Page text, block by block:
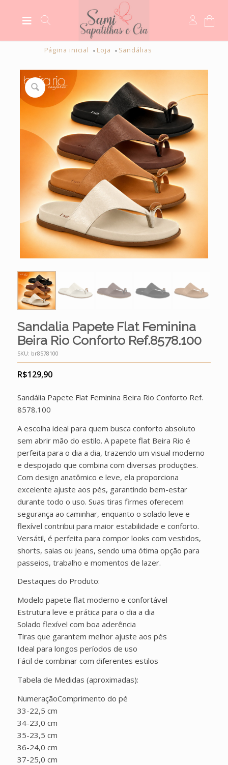
Página inicial Loja Sandálias
Sandalia Papete Flat Feminina
Beira Rio Conforto Ref.8578.100
SKU: br8578100
R$129,90
Sandália Papete Flat Feminina Beira Rio Conforto Ref.
8578.100
A escolha ideal para quem busca conforto absoluto
sem abrir mão do estilo. A papete flat Beira Rio é
perfeita para o dia a dia, trazendo um visual moderno
e despojado que combina com diversas produções.
Com design anatômico e leve, ela proporciona
excelente ajuste aos pés, garantindo bem-estar
durante todo o uso. Suas tiras firmes oferecem
segurança ao caminhar, enquanto o solado leve e
flexível contribui para maior estabilidade e conforto.
Versátil, é perfeita para compor looks com vestidos,
shorts, saias ou jeans, sendo uma ótima opção para
passeios, trabalho e momentos de lazer.
Destaques do Produto:
Modelo papete flat moderno e confortável
Estrutura leve e prática para o dia a dia
Solado flexível com boa aderência
Tiras que garantem melhor ajuste aos pés
Ideal para longos períodos de uso
Fácil de combinar com diferentes estilos
Tabela de Medidas (aproximadas):
NumeraçãoComprimento do pé
33-22,5 cm
34-23,0 cm
35-23,5 cm
36-24,0 cm
37-25,0 cm